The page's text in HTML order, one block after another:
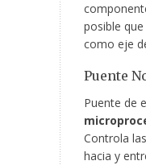
posible
como eje
Puente
Puente de
Controla
hacia y